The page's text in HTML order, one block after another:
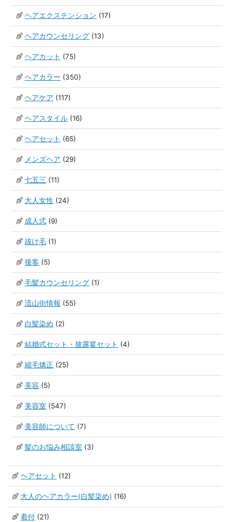
ヘアエクステンション (17)
ヘアカウンセリング (13)
ヘアカット (75)
ヘアカラー (350)
ヘアケア (117)
ヘアスタイル (16)
ヘアセット (65)
メンズヘア (29)
七五三 (11)
大人女性 (24)
成人式 (9)
抜け毛 (1)
接客 (5)
毛髪カウンセリング (1)
流山街情報 (55)
白髪染め (2)
結婚式セット・披露宴セット (4)
縮毛矯正 (25)
美容 (5)
美容室 (547)
美容師について (7)
髪のお悩み相談室 (3)
ヘアセット (12)
大人のヘアカラー(白髪染め) (16)
着付 (21)